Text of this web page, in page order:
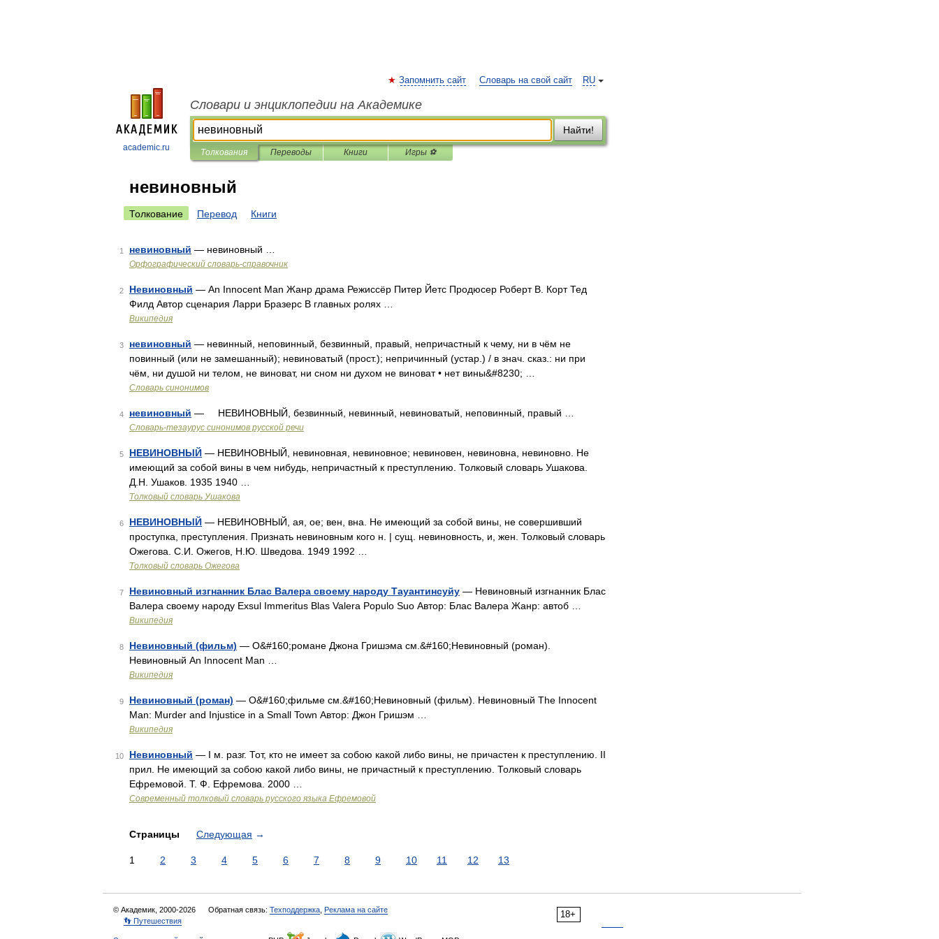
academic.ru
RU
Запомнить сайт Словарь на свой сайт
Словари и энциклопедии на Академике
Найти!
Толкования Переводы Книги Игры ⚽
невиновный
Толкование Перевод Книги
1 невиновный — невиновный …
Орфографический словарь-справочник
2 Невиновный — An Innocent Man Жанр драма Режиссёр Питер Йетс Продюсер Роберт В. Корт Тед
Филд Автор сценария Ларри Бразерс В главных ролях …
Википедия
3 невиновный — невинный, неповинный, безвинный, правый, непричастный к чему, ни в чём не
повинный (или не замешанный); невиноватый (прост.); непричинный (устар.) / в знач. сказ.: ни при
чём, ни душой ни телом, не виноват, ни сном ни духом не виноват • нет вины&#8230; …
Словарь синонимов
4 невиновный — НЕВИНОВНЫЙ, безвинный, невинный, невиноватый, неповинный, правый …
Словарь-тезаурус синонимов русской речи
5 НЕВИНОВНЫЙ — НЕВИНОВНЫЙ, невиновная, невиновное; невиновен, невиновна, невиновно. Не
имеющий за собой вины в чем нибудь, непричастный к преступлению. Толковый словарь Ушакова.
Д.Н. Ушаков. 1935 1940 …
Толковый словарь Ушакова
6 НЕВИНОВНЫЙ — НЕВИНОВНЫЙ, ая, ое; вен, вна. Не имеющий за собой вины, не совершивший
проступка, преступления. Признать невиновным кого н. | сущ. невиновность, и, жен. Толковый словарь
Ожегова. С.И. Ожегов, Н.Ю. Шведова. 1949 1992 …
Толковый словарь Ожегова
7 Невиновный изгнанник Блас Валера своему народу Тауантинсуйу — Невиновный изгнанник Блас
Валера своему народу Exsul Immeritus Blas Valera Populo Suo Автор: Блас Валера Жанр: автоб …
Википедия
8 Невиновный (фильм) — О&#160;романе Джона Гришэма см.&#160;Невиновный (роман).
Невиновный An Innocent Man …
Википедия
9 Невиновный (роман) — О&#160;фильме см.&#160;Невиновный (фильм). Невиновный The Innocent
Man: Murder and Injustice in a Small Town Автор: Джон Гришэм …
Википедия
10 Невиновный — I м. разг. Тот, кто не имеет за собою какой либо вины, не причастен к преступлению. II
прил. Не имеющий за собою какой либо вины, не причастный к преступлению. Толковый словарь
Ефремовой. Т. Ф. Ефремова. 2000 …
Современный толковый словарь русского языка Ефремовой
Страницы Следующая →
1 2 3 4 5 6 7 8 9 10 11 12 13
18+
© Академик, 2000-2026 Обратная связь: Техподдержка Реклама на сайте
👣 Путешествия